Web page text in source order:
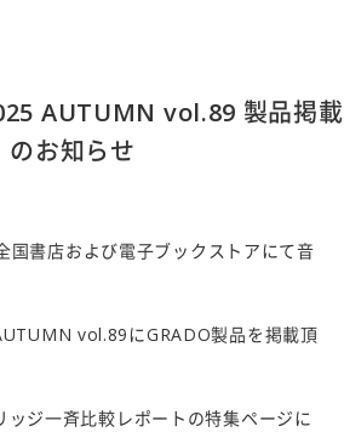
AUTUMN vol.89 製品掲載
のお知らせ
国書店および電子ブックストアにて音
vol.89にGRADO製品を掲載頂
ッジ一斉比較レポートの特集ページに